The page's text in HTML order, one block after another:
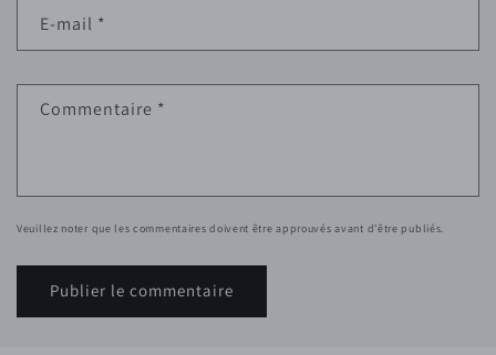
E-mail *
Commentaire *
Veuillez noter que les commentaires doivent être approuvés avant d'être publiés.